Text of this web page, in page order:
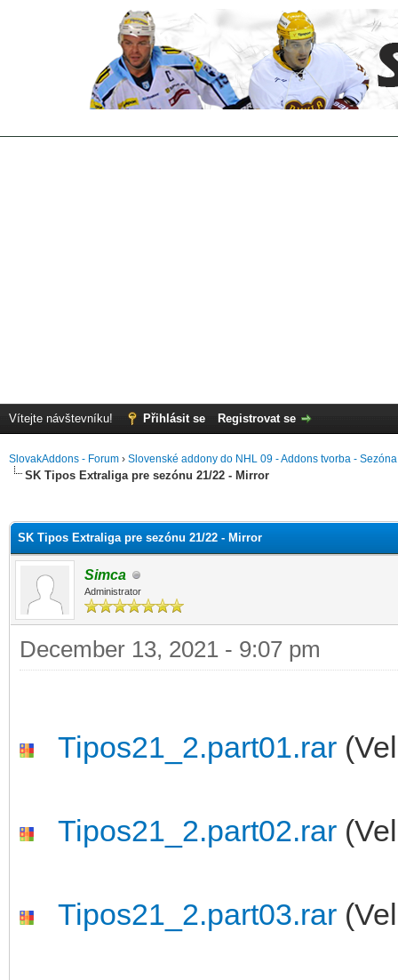
Vítejte návštevníku! Přihlásit se Registrovat se
SlovakAddons - Forum › Slovenské addony do NHL 09 - Addons tvorba -
SK Tipos Extraliga pre sezónu 21/22 - Mirror
SK Tipos Extraliga pre sezónu 21/22 - Mirror
Simca
Administrator
December 13, 2021 - 9:07 pm
Tipos21_2.part01.rar
Tipos21_2.part02.rar
Tipos21_2.part03.rar